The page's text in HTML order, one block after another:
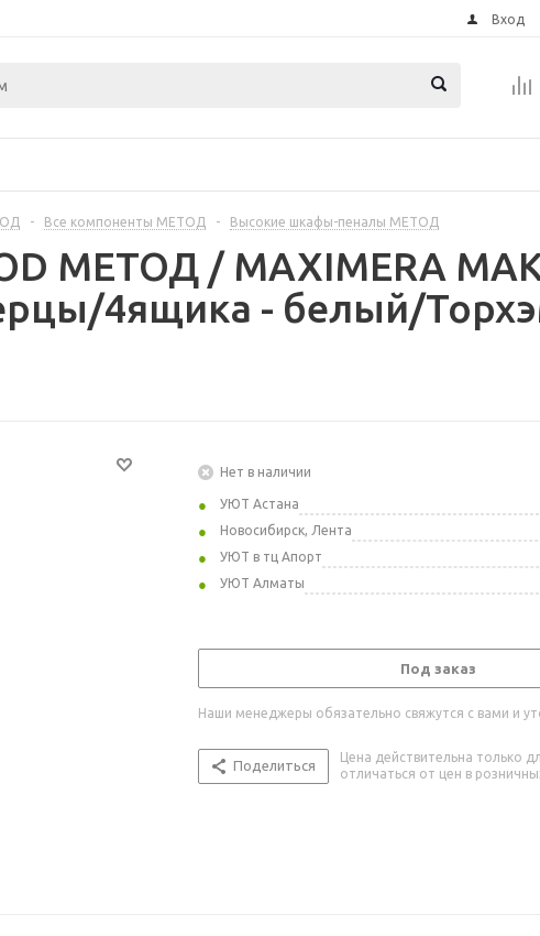
Вход
- Все компоненты МЕТОД - Высокие шкафы-пеналы МЕТОД
МЕТОД / MAXIMERA
4ящика - белый/
Нет в наличии
УЮТ Астана
Новосибирск, Лента
УЮТ в тц Апорт
УЮТ Алматы
Под заказ
Наши менеджеры обязательно свяжутся с вами и
Поделиться
Цена действительна только
отличаться от цен в